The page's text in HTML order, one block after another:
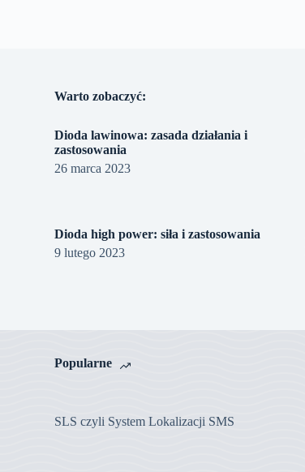
Warto zobaczyć:
Dioda lawinowa: zasada działania i
zastosowania
26 marca 2023
Dioda high power: siła i zastosowania
9 lutego 2023
Popularne
SLS czyli System Lokalizacji SMS